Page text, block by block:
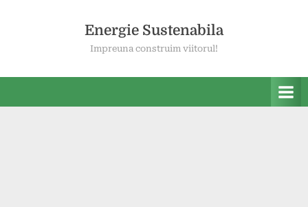
Energie Sustenabila
Impreuna construim viitorul!